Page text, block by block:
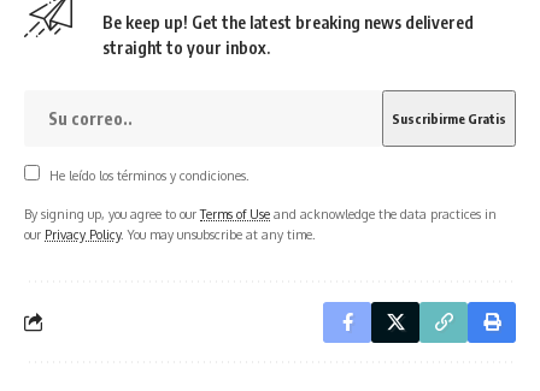
Be keep up! Get the latest breaking news delivered
straight to your inbox.
He leído los términos y condiciones.
By signing up, you agree to ourTerms of Use and acknowledge the data practices in
our Privacy Policy. You may unsubscribe at any time.